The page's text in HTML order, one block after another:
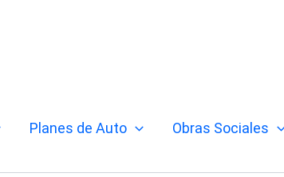
Planes de Auto Obras Sociales